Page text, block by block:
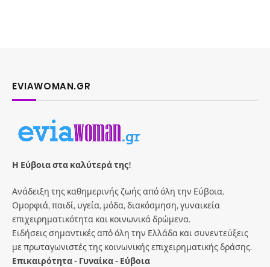
EVIAWOMAN.GR
Η Εύβοια στα καλύτερά της!
Ανάδειξη της καθημερινής ζωής από όλη την Εύβοια.
Ομορφιά, παιδί, υγεία, μόδα, διακόσμηση, γυναικεία
επιχειρηματικότητα και κοινωνικά δρώμενα.
Ειδήσεις σημαντικές από όλη την Ελλάδα και συνεντεύξεις
με πρωταγωνιστές της κοινωνικής επιχειρηματικής δράσης.
Επικαιρότητα - Γυναίκα - Εύβοια